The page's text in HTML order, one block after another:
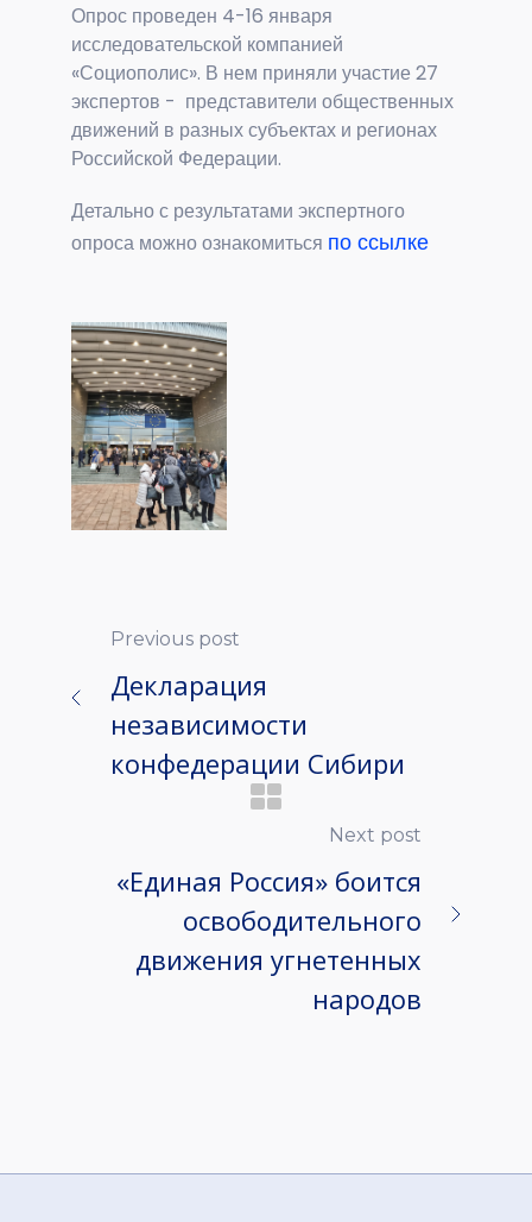
Опрос проведен 4-16 января
исследовательской компанией
«Социополис». В нем приняли участие 27
экспертов - представители общественных
движений в разных субъектах и регионах
Российской Федерации.
Детально с результатами экспертного
опроса можно ознакомиться по ссылке
Previous post
Декларация
независимости
конфедерации Сибири
Next post
«Единая Россия» боится
освободительного
движения угнетенных
народов